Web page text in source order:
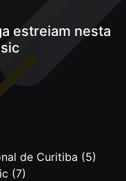
estreiam nesta
de Curitiba (5)
(7)